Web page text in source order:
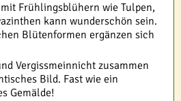
Frühlingsblühern wie Tulpen,
kann wunderschön sein.
Blütenformen ergänzen sich
Vergissmeinnicht zusammen
Bild. Fast wie ein
Gemälde!